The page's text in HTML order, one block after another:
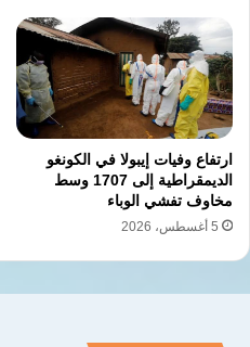
ارتفاع وفيات إيبولا في الكونغو
الديمقراطية إلى 1707 وسط
مخاوف تفشي الوباء
5 أغسطس، 2026